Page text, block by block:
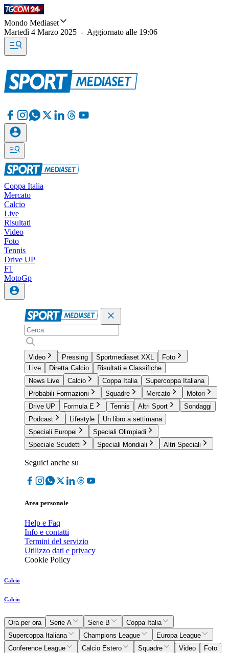
Mondo Mediaset
Martedì 4 Marzo 2025 - Aggiornato alle 19:06
Coppa Italia
Mercato
Calcio
Live
Risultati
Video
Foto
Tennis
Drive UP
F1
MotoGp
Video Pressing Sportmediaset XXL
Foto
Live
Diretta Calcio
Risultati e Classifiche
News Live
Calcio Coppa Italia
Supercoppa Italiana
Probabili Formazioni
Squadre Mercato
Motori
Drive UP
Formula E Tennis Altri Sport
Sondaggi
Podcast
Lifestyle
Un libro a settimana
Speciali Europei
Speciali Olimpiadi
Speciale Scudetti
Speciali Mondiali Altri Speciali
Seguici anche su
Area personale
Help e Faq
Info e contatti
Termini del servizio
Utilizzo dati e privacy
Cookie Policy
Calcio
Calcio
Ora per ora Serie A Serie B
Coppa Italia
Supercoppa Italiana
Champions League
Europa League
Conference League
Calcio Estero Squadre Video
Foto